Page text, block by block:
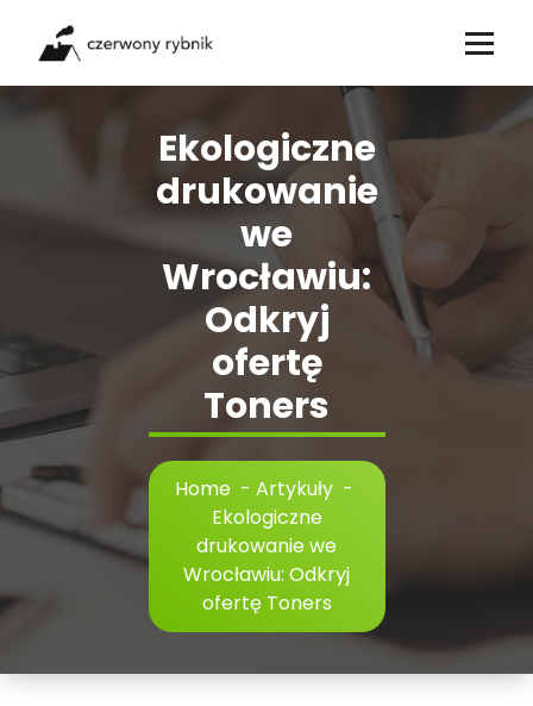
content
Ekologiczne
drukowanie
we
Wrocławiu:
Odkryj
ofertę
Toners
Home - Artykuły -
Ekologiczne
drukowanie we
Wrocławiu: Odkryj
ofertę Toners